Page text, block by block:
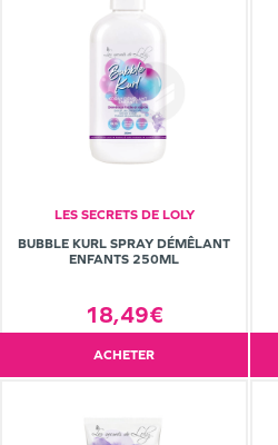
LES SECRETS DE LOLY
BUBBLE KURL SPRAY DÉMÊLANT
ENFANTS 250ML
18,49€
ACHETER